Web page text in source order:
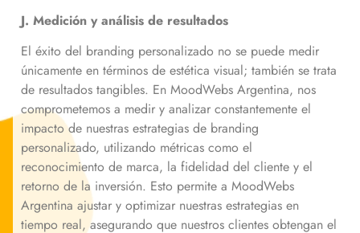
J. Medición y análisis de resultados
El éxito del branding personalizado no se puede medir
únicamente en términos de estética visual; también se trata
de resultados tangibles. En MoodWebs Argentina, nos
comprometemos a medir y analizar constantemente el
impacto de nuestras estrategias de branding
personalizado, utilizando métricas como el
reconocimiento de marca, la fidelidad del cliente y el
retorno de la inversión. Esto permite a MoodWebs
Argentina ajustar y optimizar nuestras estrategias en
tiempo real, asegurando que nuestros clientes obtengan el